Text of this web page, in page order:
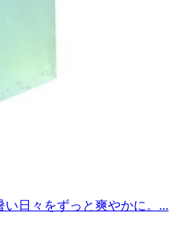
い日々をずっと爽やかに。...